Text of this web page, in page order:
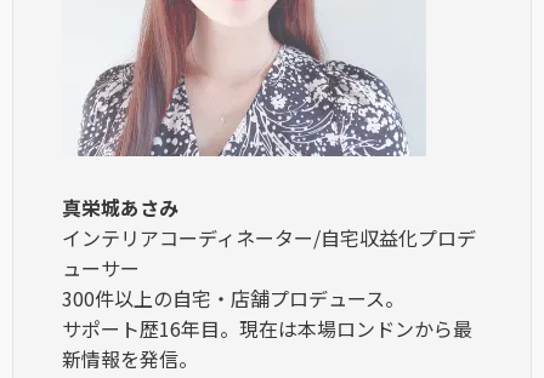
真栄城あさみ
インテリアコーディネーター/自宅収益化プロデ
ューサー
300件以上の自宅・店舗プロデュース。
サポート歴16年目。現在は本場ロンドンから最
新情報を発信。